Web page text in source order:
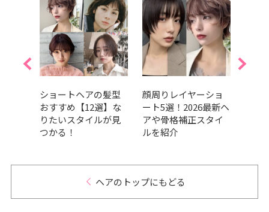
ショートヘアの髪型
おすすめ【12選】な
りたいスタイルが見
つかる！
顔周りレイヤーショ
ート5選！2026最新ヘ
アや骨格補正スタイ
ルを紹介
ヘアのトップにもどる